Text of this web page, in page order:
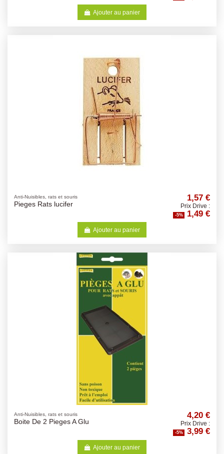
Ajouter au panier
Anti-Nuisibles, rats et souris
Pieges Rats lucifer
1,57 €
Prix Drive :
-5% 1,49 €
Ajouter au panier
Anti-Nuisibles, rats et souris
Boite De 2 Pieges A Glu
4,20 €
Prix Drive :
-5% 3,99 €
Ajouter au panier